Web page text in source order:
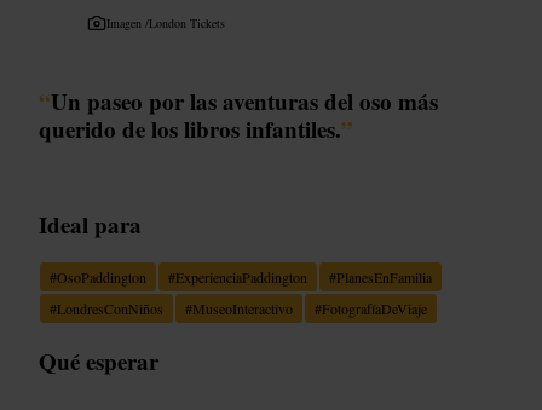
Imagen /London Tickets
“Un paseo por las aventuras del oso más
querido de los libros infantiles.”
Ideal para
#OsoPaddington #ExperienciaPaddington #PlanesEnFamilia
#LondresConNiños #MuseoInteractivo #FotografíaDeViaje
Qué esperar